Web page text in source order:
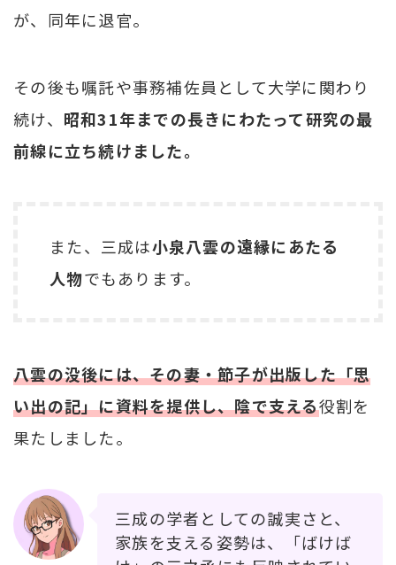
が、同年に退官。
その後も嘱託や事務補佐員として大学に関わり
続け、 昭和31年までの長きにわたって研究の最
前線に立ち続けました。
また、三成は小泉八雲の遠縁にあたる
人物でもあります。
八雲の没後には、その妻・節子が出版した「思
い出の記」に資料を提供し、陰で支える役割を
果たしました。
三成の学者としての誠実さと、
家族を支える姿勢は、「ばけば